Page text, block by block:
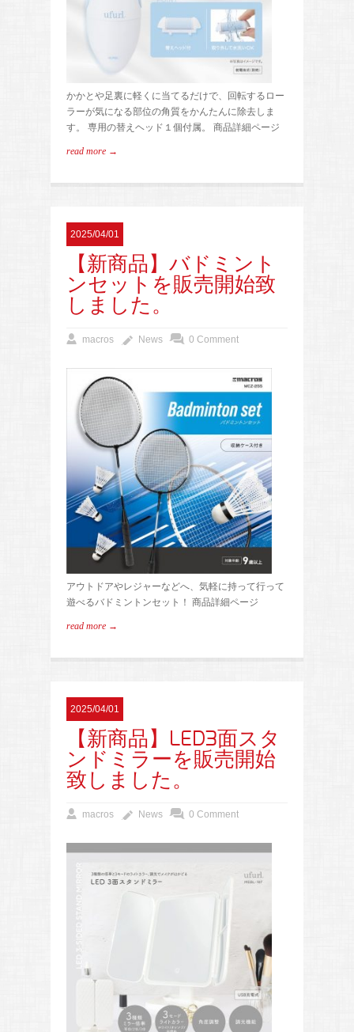
かかとや足裏に軽くに当てるだけで、回転するロー
ラーが気になる部位の角質をかんたんに除去しま
す。 専用の替えヘッド１個付属。 商品詳細ページ
read more →
2025/04/01
【新商品】バドミント
ンセットを販売開始致
しました。
macros News 0 Comment
アウトドアやレジャーなどへ、気軽に持って行って
遊べるバドミントンセット！ 商品詳細ページ
read more →
2025/04/01
【新商品】LED3面スタ
ンドミラーを販売開始
致しました。
macros News 0 Comment